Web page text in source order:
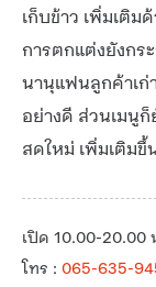
เก็บข้าว เพิ่มเติ
การตกแต่งยังก
นานุแฟนลูกค้าเก่
อย่างดี ส่วนเมนู
สดใหม่ เพิ่มเติม
เปิด 10.00-
โทร : 065-635-